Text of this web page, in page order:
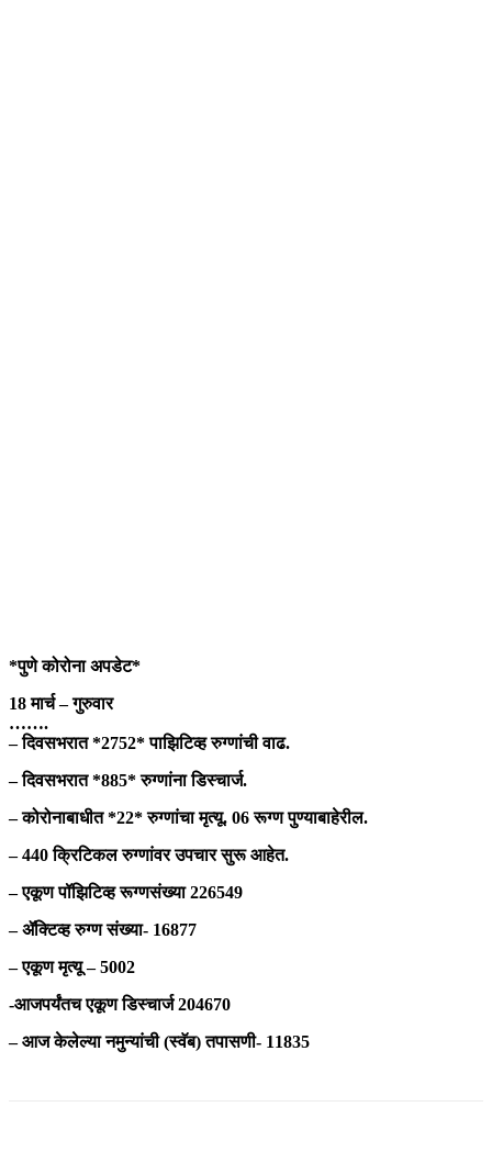
*पुणे कोरोना अपडेट*
18 मार्च – गुरुवार
…….
– दिवसभरात *2752* पाझिटिव्ह रुग्णांची वाढ.
– दिवसभरात *885* रुग्णांना डिस्चार्ज.
– कोरोनाबाधीत *22* रुग्णांचा मृत्यू. 06 रूग्ण पुण्याबाहेरील.
– 440 क्रिटिकल रुग्णांवर उपचार सुरू आहेत.
– एकूण पॉझिटिव्ह रूग्णसंख्या 226549
– ॲक्टिव्ह रुग्ण संख्या- 16877
– एकूण मृत्यू – 5002
-आजपर्यंतच एकूण डिस्चार्ज 204670
– आज केलेल्या नमुन्यांची (स्वॅब) तपासणी- 11835